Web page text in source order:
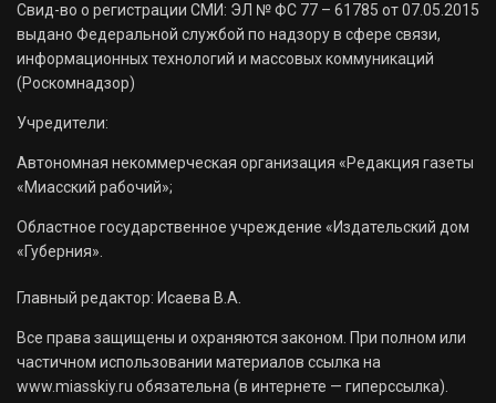
Свид-во о регистрации СМИ: ЭЛ № ФС 77 – 61785 от 07.05.2015
выдано Федеральной службой по надзору в сфере связи,
информационных технологий и массовых коммуникаций
(Роскомнадзор)
Учредители:
Автономная некоммерческая организация «Редакция газеты
«Миасский рабочий»;
Областное государственное учреждение «Издательский дом
«Губерния».
Главный редактор: Исаева В.А.
Все права защищены и охраняются законом. При полном или
частичном использовании материалов ссылка на
www.miasskiy.ru обязательна (в интернете — гиперссылка).